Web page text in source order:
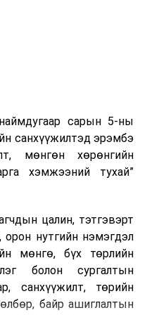
үйлчилдэг гадаадын
байна. Тухайлбал,
орлогын 80 гаруй
бөгөөд тус улсын
орж болзошгүйг
сарын 5-ны
санхүүжилтэд эрэмбэ
мөнгөн хөрөнгийн
хэмжээний тухай”
цалин, тэтгэвэрт
орон нутгийн нэмэгдэл
мөнгө, бүх төрлийн
болон сургалтын
санхүүжилт, төрийн
байр ашиглалтын